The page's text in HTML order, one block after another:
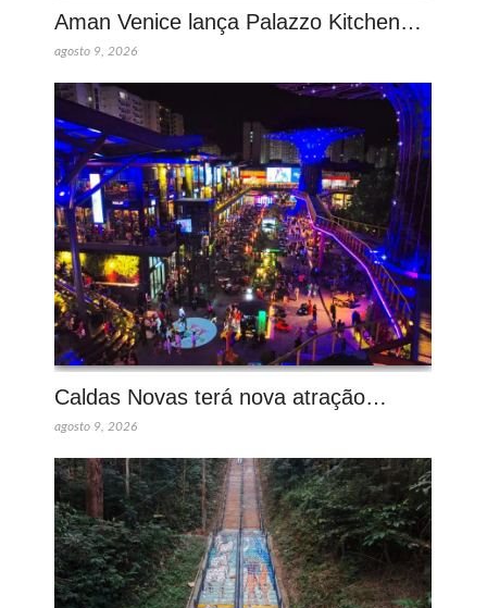
Aman Venice lança Palazzo Kitchen…
agosto 9, 2026
Caldas Novas terá nova atração…
agosto 9, 2026